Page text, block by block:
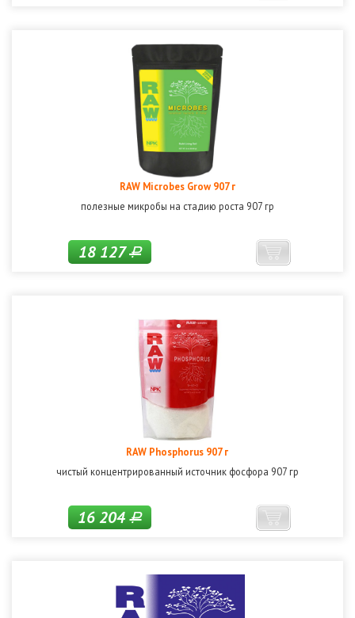
RAW Microbes Grow 907 г
полезные микробы на стадию роста 907 гр
18 127Р
RAW Phosphorus 907 г
чистый концентрированный источник фосфора 907 гр
16 204Р